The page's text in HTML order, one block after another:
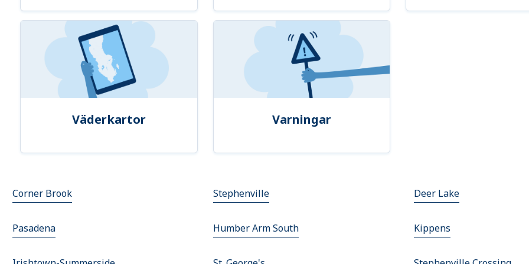
Väderkartor Varningar
Corner Brook Stephenville Deer Lake
Pasadena Humber Arm South Kippens